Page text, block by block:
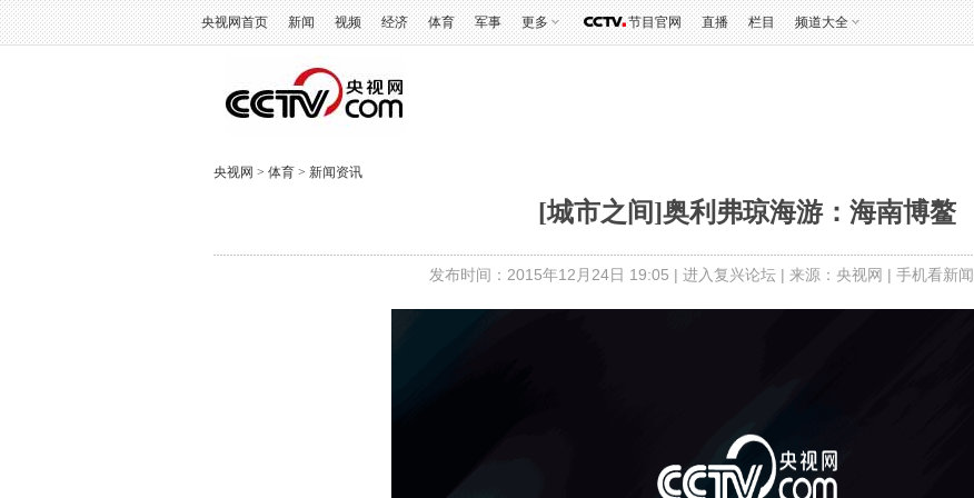
央视网首页 新闻 视频 经济 体育 军事 更多 节目官网 直播 栏目 频道大全
央视网 > 体育 > 新闻资讯
[城市之间]奥利弗琼海游：海南博鳌
发布时间：2015年12月24日 19:05 | 进入复兴论坛 | 来源：央视网 | 手机看新闻